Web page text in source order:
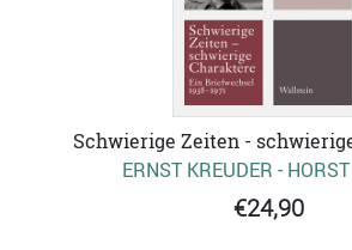
Schwierige Zeiten -
ERNST KREUDER -
€24,90